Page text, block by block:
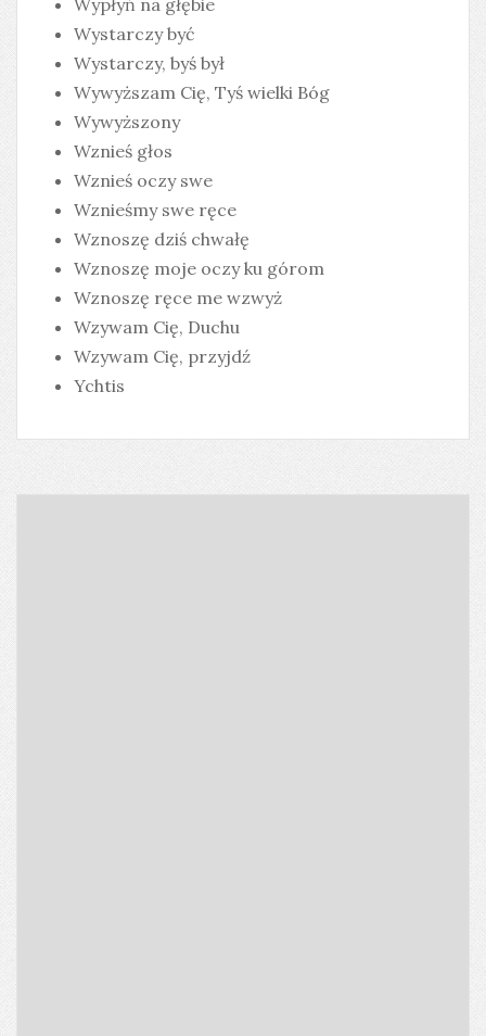
Wypłyń na głębie
Wystarczy być
Wystarczy, byś był
Wywyższam Cię, Tyś wielki Bóg
Wywyższony
Wznieś głos
Wznieś oczy swe
Wznieśmy swe ręce
Wznoszę dziś chwałę
Wznoszę moje oczy ku górom
Wznoszę ręce me wzwyż
Wzywam Cię, Duchu
Wzywam Cię, przyjdź
Ychtis